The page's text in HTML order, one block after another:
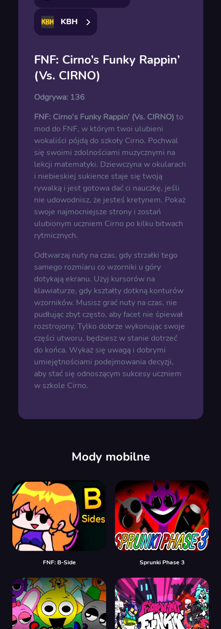
KBH
FNF: Cirno’s Funky Rappin’
(Vs. CIRNO)
Odgrywa: 136
FNF: Cirno's Funky Rappin' (Vs. CIRNO) to
mod do FNF, w którym twoi ulubieni
wokaliści pójdą do szkoły Cirno. Pochwal
się swoimi zdolnościami muzycznymi na
lekcji matematyki. Dziewczyna w okularach
i niebieskiej sukience staje się twoją
rywalką i jest gotowa dać ci nauczkę, jeśli
nie udowodnisz, że jesteś kretynem. Pokaż
swoje najmocniejsze strony i zostań
ulubionym uczniem Cirno po kilku bitwach
rytmicznych.
Odtwarzaj nuty na czas, gdy strzałki tego
samego rozmiaru co wzorniki u góry
dotykają ekranu. Użyj kursorów na
klawiaturze, gdy kształty dotkną konturów
wzorników. Musisz grać nuty na czas, nie
pudłując zbyt często, aby facet nie śpiewał
rozstrojony. Tylko dobrze wykonując swoje
części utworu, będziesz w stanie dotrzeć
do końca. Wykaż się uwagą i dobrymi
umiejętnościami podejmowania decyzji,
aby stać się odnoszącym sukcesy uczniem
w szkole Cirno.
Mody mobilne
FNF: B-Side Sprunki Phase 3